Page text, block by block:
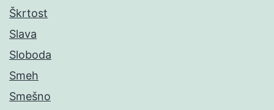
Škrtost
Slava
Sloboda
Smeh
Smešno